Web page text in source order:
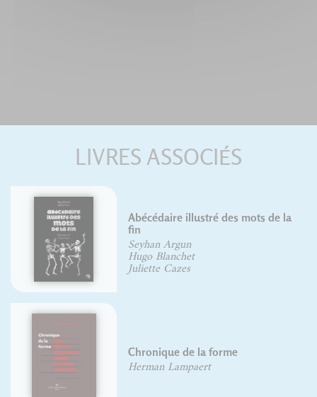
LIVRES ASSOCIÉS
Abécédaire illustré des mots de la
fin
Seyhan Argun
Hugo Blanchet
Juliette Cazes
Chronique de la forme
Herman Lampaert